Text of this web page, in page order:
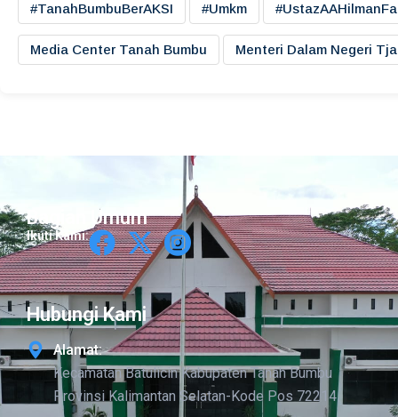
#TanahBumbuBerAKSI #umkm
Media Center Tanah Bumbu Menteri Dalam Negeri
Bagian Umum
Ikuti Kami:
Hubungi Kami
Alamat:
Kecamatan Batulicin Kabupaten Tanah Bumbu
Provinsi Kalimantan Selatan-Kode Pos 72214